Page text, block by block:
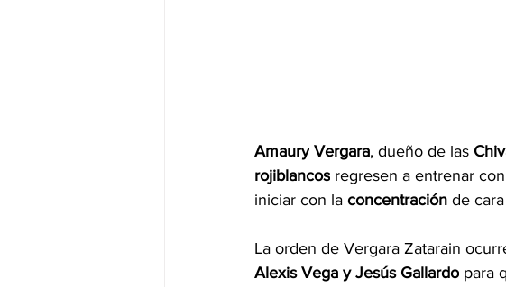
Amaury Vergara, dueño de las
rojiblancos regresen a entrenar
iniciar con la concentración de
La orden de Vergara Zatarain
Alexis Vega y Jesús Gallardo para